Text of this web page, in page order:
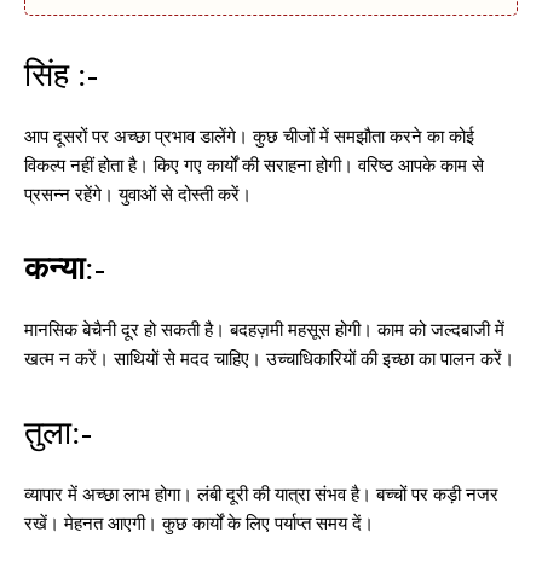
सिंह :-
आप दूसरों पर अच्छा प्रभाव डालेंगे। कुछ चीजों में समझौता करने का कोई
विकल्प नहीं होता है। किए गए कार्यों की सराहना होगी। वरिष्ठ आपके काम से
प्रसन्न रहेंगे। युवाओं से दोस्ती करें।
कन्या:-
मानसिक बेचैनी दूर हो सकती है। बदहज़मी महसूस होगी। काम को जल्दबाजी में
खत्म न करें। साथियों से मदद चाहिए। उच्चाधिकारियों की इच्छा का पालन करें।
तुला:-
व्यापार में अच्छा लाभ होगा। लंबी दूरी की यात्रा संभव है। बच्चों पर कड़ी नजर
रखें। मेहनत आएगी। कुछ कार्यों के लिए पर्याप्त समय दें।